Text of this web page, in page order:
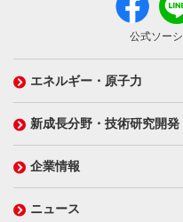
公式ソー
エネルギー・原子力
新成長分野・技術研究開発
企業情報
ニュース